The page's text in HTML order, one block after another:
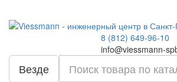
8 (812) 649-96-10
info@viessmann-
Везде